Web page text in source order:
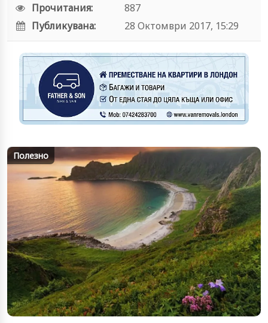
Прочитания:
887
Публикувана:
28 Октомври 2017, 15:29
Полезно